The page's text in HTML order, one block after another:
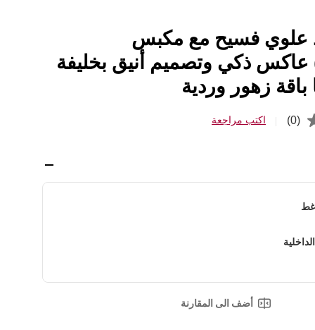
علوي فسيح مع مكبس
ذكي وتصميم أنيق بخليفة
باقة زهور وردية
(0) اكتب مراجعة
أضف الى المقارنة